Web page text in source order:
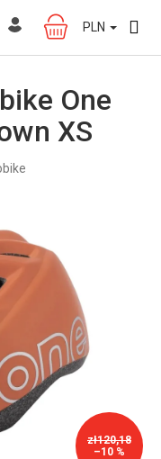
KOSZYK
PLN
One
XS
zł120,18
–10 %